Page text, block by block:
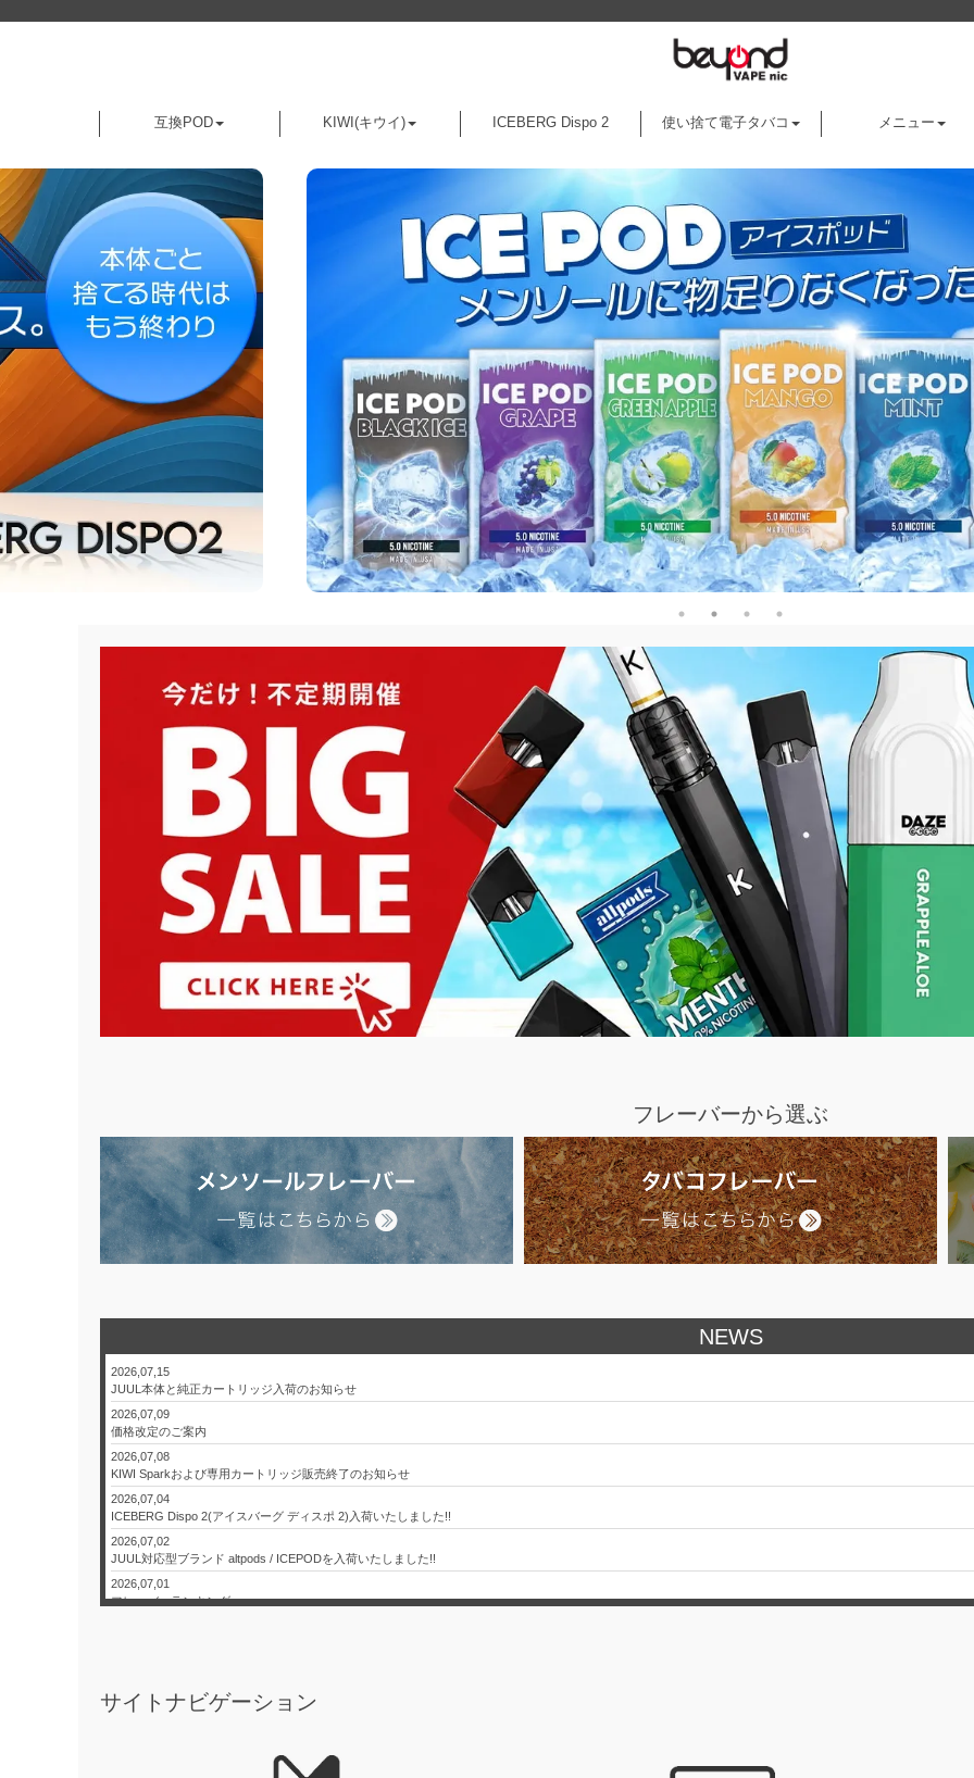
互換POD KIWI(キウイ) ICEBERG Dispo 2 使い捨て電子タバコ メニュー
フレーバーから選ぶ
NEWS
2026,07,15
JUUL本体と純正カートリッジ入荷のお知らせ
2026,07,09
価格改定のご案内
2026,07,08
KIWI Sparkおよび専用カートリッジ販売終了のお知らせ
2026,07,04
ICEBERG Dispo 2(アイスバーグ ディスポ 2)入荷いたしました!!
2026,07,02
JUUL対応型ブランド altpods / ICEPODを入荷いたしました!!
2026,07,01
フレーバーランキング
2026,06,20
ICEBERG Dispo 2(アイスバーグ ディスポ 2)入荷いたしました!!
サイトナビゲーション